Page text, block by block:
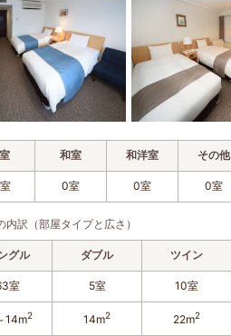
和室 和洋室 その他
0室 0室 0室
訳（部屋タイプと広さ）
グル ダブル ツイン
室 5室 10室
14m2 14m2 22m2